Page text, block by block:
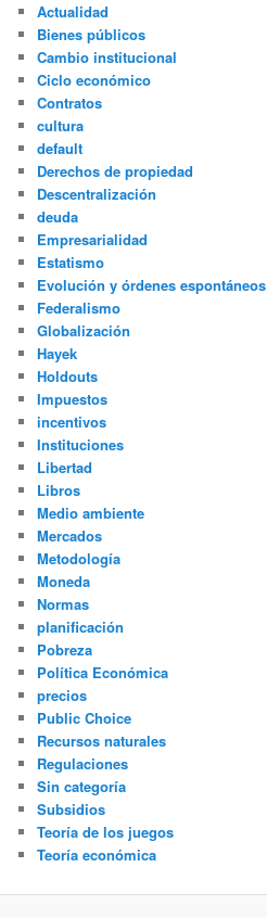
Actualidad
Bienes públicos
Cambio institucional
Ciclo económico
Contratos
cultura
default
Derechos de propiedad
Descentralización
deuda
Empresarialidad
Estatismo
Evolución y órdenes espontáneos
Federalismo
Globalización
Hayek
Holdouts
Impuestos
incentivos
Instituciones
Libertad
Libros
Medio ambiente
Mercados
Metodología
Moneda
Normas
planificación
Pobreza
Política Económica
precios
Public Choice
Recursos naturales
Regulaciones
Sin categoría
Subsidios
Teoría de los juegos
Teoría económica